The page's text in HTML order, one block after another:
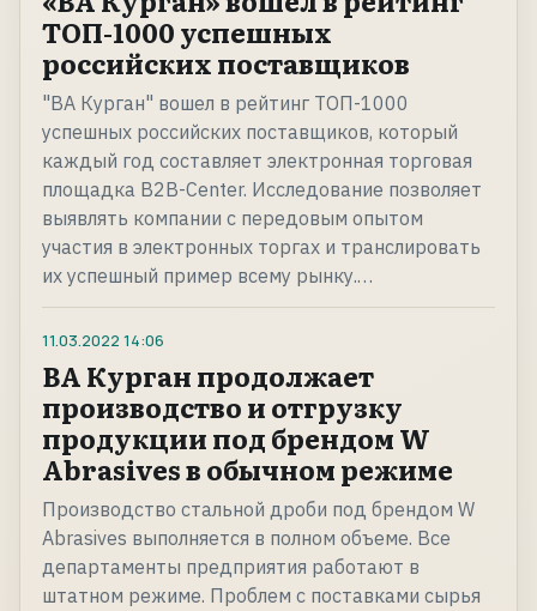
ТОП-1000 успешных
российских поставщиков
"ВА Курган" вошел в рейтинг ТОП-1000
успешных российских поставщиков, который
каждый год составляет электронная торговая
площадка B2B-Center. Исследование позволяет
выявлять компании с передовым опытом
участия в электронных торгах и транслировать
их успешный пример всему рынку.…
11.03.2022 14:06
ВА Курган продолжает
производство и отгрузку
продукции под брендом W
Abrasives в обычном режиме
Производство стальной дроби под брендом W
Abrasives выполняется в полном объеме. Все
департаменты предприятия работают в
штатном режиме. Проблем с поставками сырья